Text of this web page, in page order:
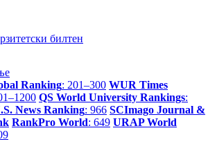
билтен
Ranking: 201–300 WUR Times
QS World University Rankings:
News Ranking: 966 SCImago Journal &
RankPro World: 649 URAP World